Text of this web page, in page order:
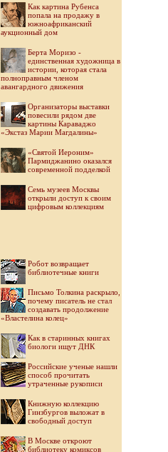
Как картина Рубенса
попала на продажу в
южноафриканский
аукционный дом
Берта Моризо -
единственная художница в
истории, которая стала
полноправным членом
авангардного движения
Организаторы выставки
повесили рядом две
картины Караваджо
«Экстаз Марии Магдалины»
«Святой Иероним»
Пармиджанино оказался
современной подделкой
Семь музеев Москвы
открыли доступ к своим
цифровым коллекциям
Робот возвращает
библиотечные книги
Письмо Толкина раскрыло,
почему писатель не стал
создавать продолжение
«Властелина колец»
Как в старинных книгах
биологи ищут ДНК
Российские ученые нашли
способ прочитать
утраченные рукописи
Книжную коллекцию
Гинзбургов выложат в
свободный доступ
В Москве откроют
библиотеку комиксов